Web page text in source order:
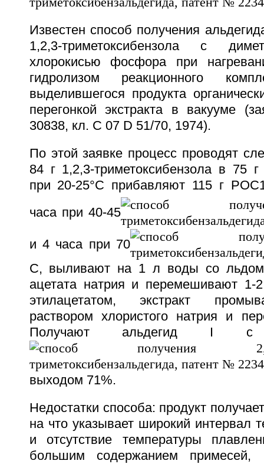
Известен способ получения
1,2,3-триметоксибензола с
хлорокисью фосфора при
гидролизом реакционного
выделившегося продукта
перегонкой экстракта в вакууме
30838, кл. C 07 D 51/70, 1974).
По этой заявке процесс проводят
84 г 1,2,3-триметоксибензола в 75
при 20-25°С прибавляют 115 г
часа при 40-45
и 4 часа при 70
С, выливают на 1 л воды со
ацетата натрия и перемешивают 1-2
этилацетатом, экстракт
раствором хлористого натрия и
Получают альдегид I с
выходом 71%.
Недостатки способа: продукт
на что указывает широкий интервал
и отсутствие температуры
большим содержанием